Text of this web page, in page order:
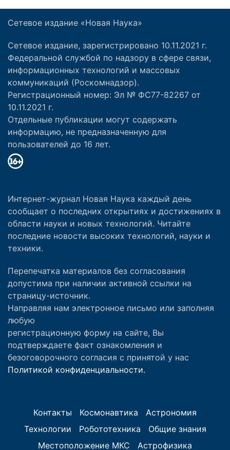
Сетевое издание «Новая Наука»
Сетевое издание, зарегистрировано 10.11.2021 г.
Федеральной службой по надзору в сфере связи,
информационных технологий и массовых
коммуникаций (Роскомнадзор).
Регистрационный номер: Эл № ФС77-82267 от
10.11.2021 г.
Отдельные публикации могут содержать
информацию, не предназначенную для
пользователей до 16 лет.
Интернет-журнал Новая Наука каждый день
сообщает о последних открытиях и достижениях в
области науки и новых технологий. Читайте
последние новости высоких технологий, науки и
техники.
Перепечатка материалов без согласования
допустима при наличии активной ссылки на
страницу-источник.
Направляя нам электронное письмо или заполняя
любую
регистрационную форму на сайте, Вы
подтверждаете факт ознакомления и
безоговорочного согласия с принятой у нас
Политикой конфиденциальности.
Контакты Космонавтика
Астрономия
Технологии
Робототехника
Общие знания
Местоположение МКС
Астрофизика